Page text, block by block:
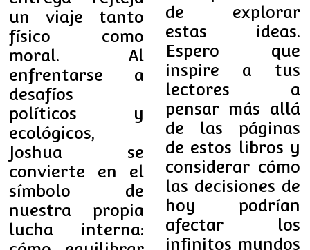
un viaje tanto
físico como
moral. Al
enfrentarse a
desafíos
políticos y
ecológicos,
Joshua se
convierte en el
símbolo de
nuestra propia
lucha interna:
de explorar
estas ideas.
Espero que
inspire a tus
lectores a
pensar más allá
de las páginas
de estos libros y
considerar cómo
las decisiones de
hoy podrían
afectar los
infinitos mundos